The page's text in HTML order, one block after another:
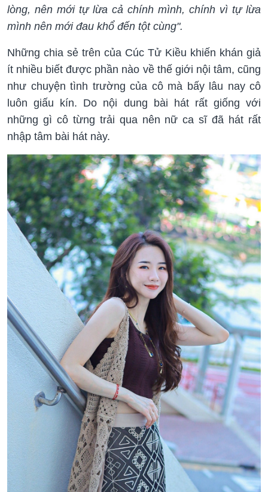
lòng, nên mới tự lừa cả chính mình, chính vì tự lừa
mình nên mới đau khổ đến tột cùng".
Những chia sẻ trên của Cúc Tử Kiều khiến khán giả
ít nhiều biết được phần nào về thế giới nội tâm, cũng
như chuyện tình trường của cô mà bấy lâu nay cô
luôn giấu kín. Do nội dung bài hát rất giống với
những gì cô từng trải qua nên nữ ca sĩ đã hát rất
nhập tâm bài hát này.